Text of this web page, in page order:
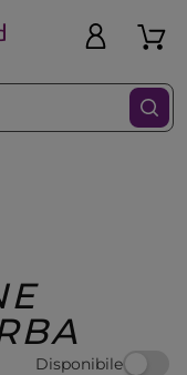
Disponibile
Filtra